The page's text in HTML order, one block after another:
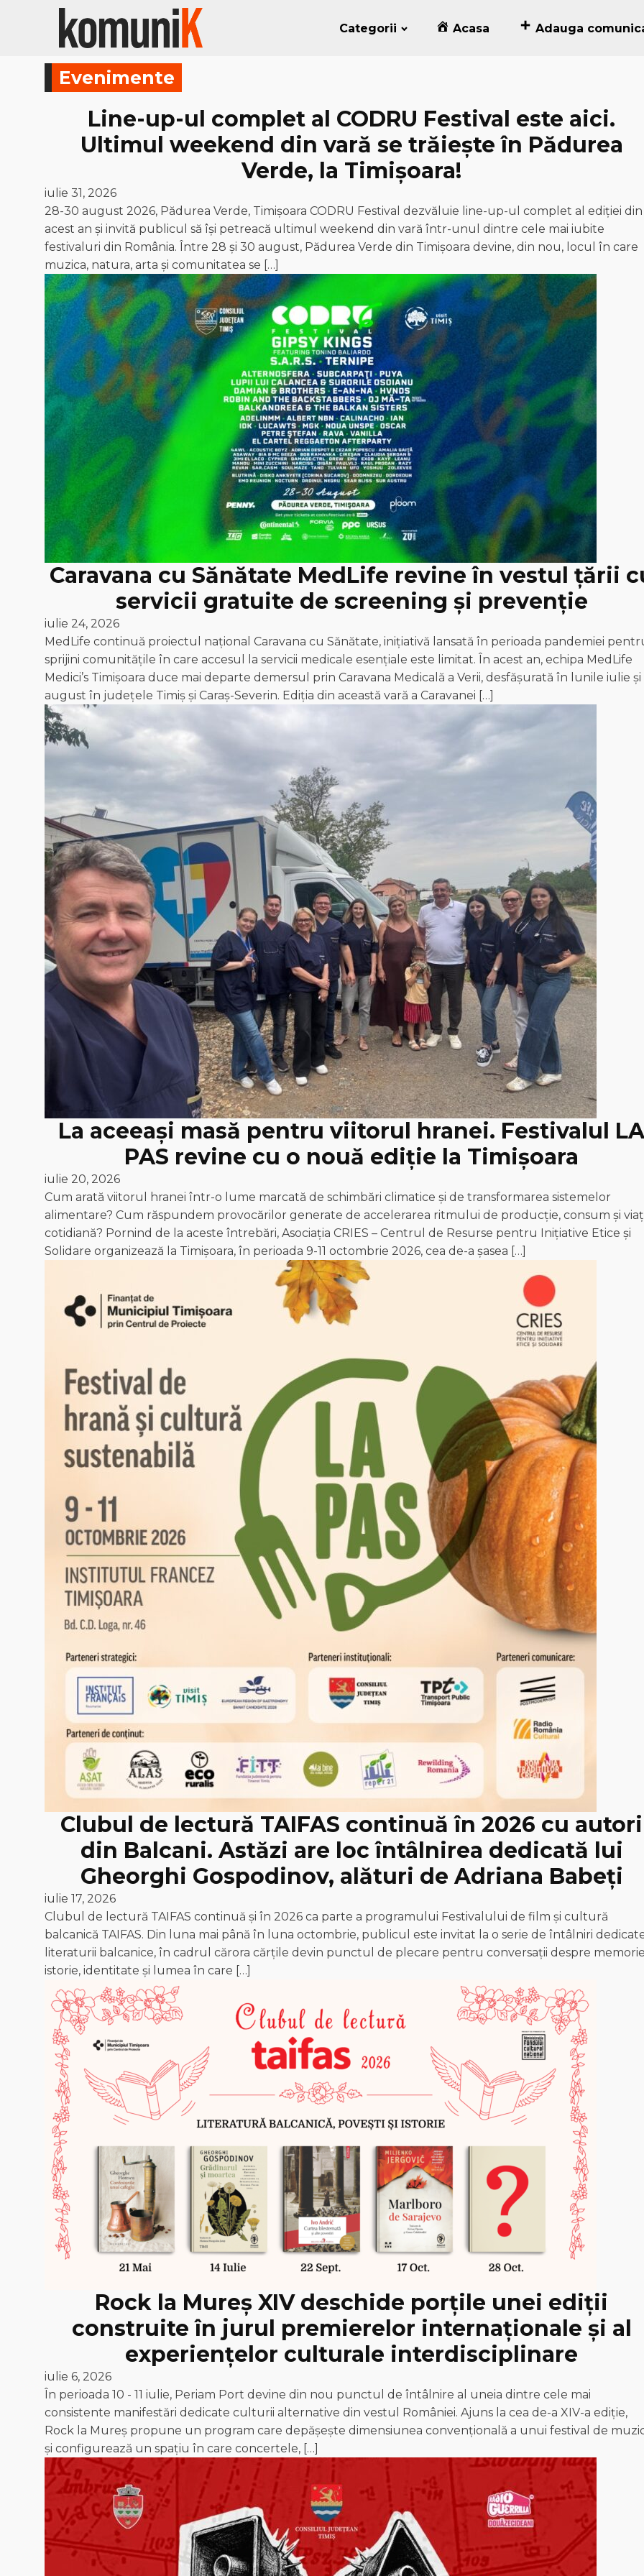
Categorii Acasa Adauga
Evenimente
Line-up-ul complet al CODRU Festival este aici.
Ultimul weekend din vară se trăiește în Pădurea
Verde, la Timișoara!
iulie 31, 2026
28-30 august 2026, Pădurea Verde, Timișoara CODRU Festival dezvăluie line-up-ul complet al ediției din
acest an și invită publicul să își petreacă ultimul weekend din vară într-unul dintre cele mai iubite
festivaluri din România. Între 28 și 30 august, Pădurea Verde din Timișoara devine, din nou, locul în care
muzica, natura, arta și comunitatea se […]
Caravana cu Sănătate MedLife revine în vestul țării
servicii gratuite de screening și prevenție
iulie 24, 2026
MedLife continuă proiectul național Caravana cu Sănătate, inițiativă lansată în perioada pandemiei
sprijini comunitățile în care accesul la servicii medicale esențiale este limitat. În acest an, echipa MedLife
Medici’s Timișoara duce mai departe demersul prin Caravana Medicală a Verii, desfășurată în lunile iulie și
august în județele Timiș și Caraș-Severin. Ediția din această vară a Caravanei […]
La aceeași masă pentru viitorul hranei. Festivalul LA
PAS revine cu o nouă ediție la Timișoara
iulie 20, 2026
Cum arată viitorul hranei într-o lume marcată de schimbări climatice și de transformarea sistemelor
alimentare? Cum răspundem provocărilor generate de accelerarea ritmului de producție, consum și
cotidiană? Pornind de la aceste întrebări, Asociația CRIES – Centrul de Resurse pentru Inițiative Etice și
Solidare organizează la Timișoara, în perioada 9-11 octombrie 2026, cea de-a șasea […]
Clubul de lectură TAIFAS continuă în 2026 cu autori
din Balcani. Astăzi are loc întâlnirea dedicată lui
Gheorghi Gospodinov, alături de Adriana Babeți
iulie 17, 2026
Clubul de lectură TAIFAS continuă și în 2026 ca parte a programului Festivalului de film și cultură
balcanică TAIFAS. Din luna mai până în luna octombrie, publicul este invitat la o serie de întâlniri
literaturii balcanice, în cadrul cărora cărțile devin punctul de plecare pentru conversații despre
istorie, identitate și lumea în care […]
Rock la Mureș XIV deschide porțile unei ediții
construite în jurul premierelor internaționale și al
experiențelor culturale interdisciplinare
iulie 6, 2026
În perioada 10 - 11 iulie, Periam Port devine din nou punctul de întâlnire al uneia dintre cele mai
consistente manifestări dedicate culturii alternative din vestul României. Ajuns la cea de-a XIV-a ediție,
Rock la Mureș propune un program care depășește dimensiunea convențională a unui festival de
și configurează un spațiu în care concertele, […]